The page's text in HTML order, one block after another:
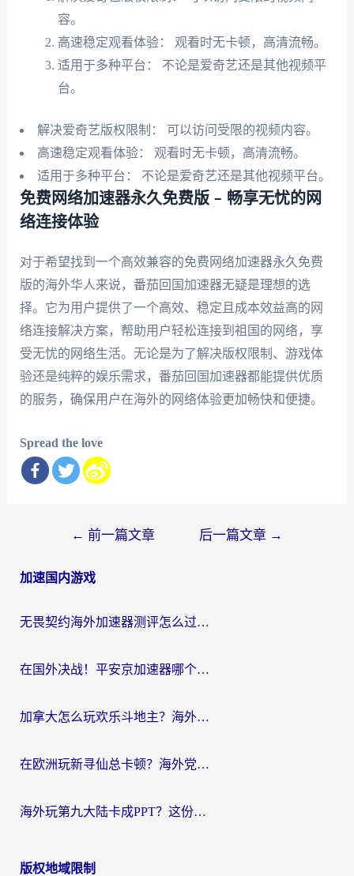
容。
高速稳定观看体验： 观看时无卡顿，高清流畅。
适用于多种平台： 不论是爱奇艺还是其他视频平
台。
解决爱奇艺版权限制： 可以访问受限的视频内容。
高速稳定观看体验： 观看时无卡顿，高清流畅。
适用于多种平台： 不论是爱奇艺还是其他视频平台。
免费网络加速器永久免费版 – 畅享无忧的网
络连接体验
对于希望找到一个高效兼容的免费网络加速器永久免费
版的海外华人来说，番茄回国加速器无疑是理想的选
择。它为用户提供了一个高效、稳定且成本效益高的网
络连接解决方案，帮助用户轻松连接到祖国的网络，享
受无忧的网络生活。无论是为了解决版权限制、游戏体
验还是纯粹的娱乐需求，番茄回国加速器都能提供优质
的服务，确保用户在海外的网络体验更加畅快和便捷。
Spread the love
导
← 前一篇文章 后一篇文章 →
加速国内游戏
无畏契约海外加速器测评怎么过？海外玩家亲测实用指南（附小众技巧）
在国外决战！平安京加速器哪个好用一点？老玩家亲测番茄加速器全解析
加拿大怎么玩欢乐斗地主？海外党国服游戏加速终极指南（附绝地求生未来之役300英雄实测）
在欧洲玩新寻仙总卡顿？海外党必看的国服游戏加速全攻略
海外玩第九大陆卡成PPT？这份网络加速指南帮你丝滑上分
版权地域限制